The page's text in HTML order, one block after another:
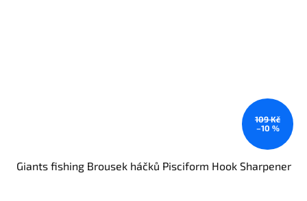
109 Kč
–10 %
Giants fishing Brousek háčků Pisciform Hook Sharpener